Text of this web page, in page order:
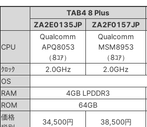
TAB4 8 Plus
ZA2E0135JP
ZA2F0157JP
CPU
Qualcomm
APQ8053
（8ｺｱ）
Qualcomm
MSM8953
（8ｺｱ）
ｸﾛｯｸ
2.0GHz 2.0GHz
OS
RAM
4GB LPDDR3
ROM
64GB
価格
34,500円 38,500円